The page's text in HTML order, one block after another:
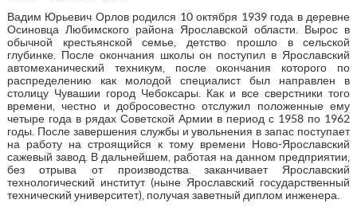
Вадим Юрьевич Орлов родился 10 октября 1939 года в деревне
Осиновца Любимского района Ярославской области. Вырос в
обычной крестьянской семье, детство прошло в сельской
глубинке. После окончания школы он поступил в Ярославский
автомеханический техникум, после окончания которого по
распределению как молодой специалист был направлен в
столицу Чувашии город Чебоксары. Как и все сверстники того
времени, честно и добросовестно отслужил положенные ему
четыре года в рядах Советской Армии в период с 1958 по 1962
годы. После завершения службы и увольнения в запас поступает
на работу на строящийся к тому времени Ново-Ярославский
сажевый завод. В дальнейшем, работая на данном предприятии,
без отрыва от производства заканчивает Ярославский
технологический институт (ныне Ярославский государственный
технический университет), получая заветный диплом инженера.